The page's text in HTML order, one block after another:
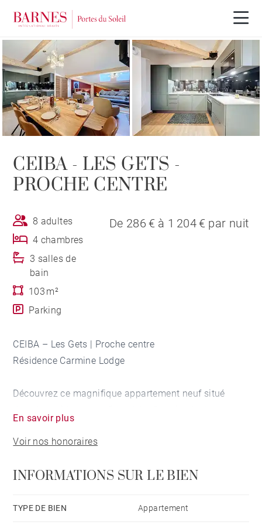
CEIBA - LES GETS -
PROCHE CENTRE
8 adultes
4 chambres
3 salles de
bain
103 m²
Parking
De 286 € à 1 204 € par nuit
CEIBA – Les Gets | Proche centre
Résidence Carmine Lodge
Découvrez ce magnifique appartement neuf situé
Gets. Pensé pour offrir un séjour alliant élégance,
confort et prestations haut de gamme, ce bien
de la montagne en toute saison.
Idéalement situé à proximité immédiate du centre de
En savoir plus
Voir nos honoraires
INFORMATIONS SUR LE BIEN
TYPE DE BIEN Appartement